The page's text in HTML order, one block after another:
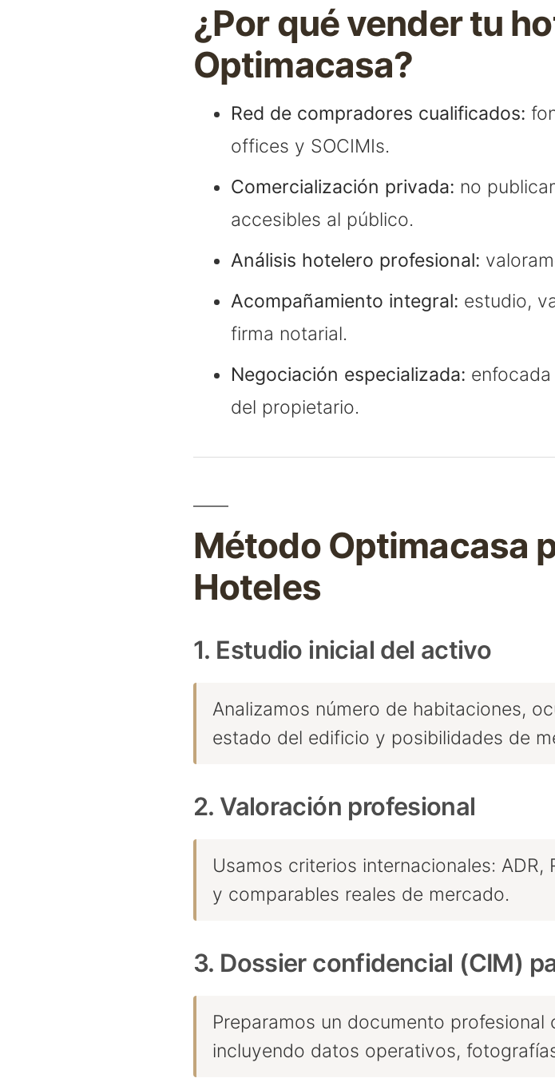
¿Por qué vender tu
Optimacasa?
Red de compradores cualificados:
offices y SOCIMIs.
Comercialización privada: no
accesibles al público.
Análisis hotelero profesional:
Acompañamiento integral: estudio,
firma notarial.
Negociación especializada:
del propietario.
Método Optimacasa
Hoteles
1. Estudio inicial del activo
Analizamos número de habitaciones,
estado del edificio y posibilidades de
2. Valoración profesional
Usamos criterios internacionales: ADR,
y comparables reales de mercado.
3. Dossier confidencial (CIM)
Preparamos un documento
incluyendo datos operativos,